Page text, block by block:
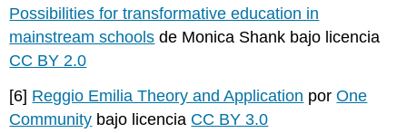
Possibilities for transformative education in
mainstream schools de Monica Shank bajo licencia
CC BY 2.0
[6] Reggio Emilia Theory and Application porOne
Community bajo licencia CC BY 3.0